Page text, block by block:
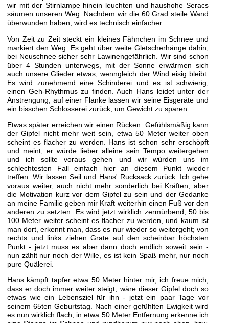
wir mit der Stirnlampe hinein leuchten und haushohe Seracs
säumen unseren Weg. Nachdem wir die 60 Grad steile Wand
überwunden haben, wird es technisch einfacher.
Von Zeit zu Zeit steckt ein kleines Fähnchen im Schnee und
markiert den Weg. Es geht über weite Gletscherhänge dahin,
bei Neuschnee sicher sehr Lawinengefährlich. Wir sind schon
über 4 Stunden unterwegs, mit der Sonne erwärmen sich
auch unsere Glieder etwas, wenngleich der Wind eisig bleibt.
Es wird zunehmend eine Schinderei und es ist schwierig,
einen Geh-Rhythmus zu finden. Auch Hans leidet unter der
Anstrengung, auf einer Flanke lassen wir seine Eisgeräte und
ein bisschen Schlosserei zurück, um Gewicht zu sparen.
Etwas später erreichen wir einen Rücken. Gefühlsmäßig kann
der Gipfel nicht mehr weit sein, etwa 50 Meter weiter oben
scheint es flacher zu werden. Hans ist schon sehr erschöpft
und meint, er würde lieber alleine sein Tempo weitergehen
und ich sollte voraus gehen und wir würden uns im
schlechtesten Fall einfach hier an diesem Punkt wieder
treffen. Wir lassen Seil und Hans' Rucksack zurück. Ich gehe
voraus weiter, auch nicht mehr sonderlich bei Kräften, aber
die Motivation kurz vor dem Gipfel zu sein und der Gedanke
an meine Familie geben mir Kraft weiterhin einen Fuß vor den
anderen zu setzten. Es wird jetzt wirklich zermürbend, 50 bis
100 Meter weiter scheint es flacher zu werden, und kaum ist
man dort, erkennt man, dass es nur wieder so weitergeht; von
rechts und links ziehen Grate auf den scheinbar höchsten
Punkt - jetzt muss es aber dann doch endlich soweit sein -
nun zählt nur noch der Wille, es ist kein Spaß mehr, nur noch
pure Quälerei.
Hans kämpft tapfer etwa 50 Meter hinter mir, ich freue mich,
dass er doch immer weiter steigt, wäre dieser Gipfel doch so
etwas wie ein Lebensziel für ihn - jetzt ein paar Tage vor
seinem 65ten Geburtstag. Nach einer gefühlten Ewigkeit wird
es nun wirklich flach, in etwa 50 Meter Entfernung erkenne ich